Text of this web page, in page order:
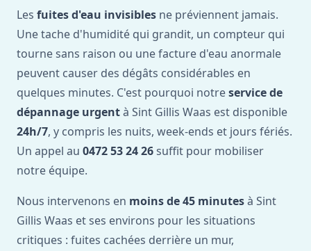
Les fuites d'eau invisibles ne préviennent jamais.
Une tache d'humidité qui grandit, un compteur qui
tourne sans raison ou une facture d'eau anormale
peuvent causer des dégâts considérables en
quelques minutes. C'est pourquoi notreservice de
dépannage urgentà Sint Gillis Waas est disponible
24h/7, y compris les nuits, week-ends et jours fériés.
Un appel au 0472 53 24 26 suffit pour mobiliser
notre équipe.
Nous intervenons en moins de 45 minutesà Sint
Gillis Waas et ses environs pour les situations
critiques : fuites cachées derrière un mur,